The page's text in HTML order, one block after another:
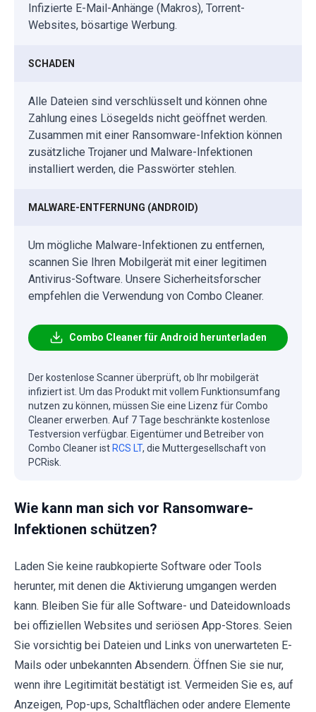
Infizierte E-Mail-Anhänge (Makros), Torrent-
Websites, bösartige Werbung.
SCHADEN
Alle Dateien sind verschlüsselt und können ohne
Zahlung eines Lösegelds nicht geöffnet werden.
Zusammen mit einer Ransomware-Infektion können
zusätzliche Trojaner und Malware-Infektionen
installiert werden, die Passwörter stehlen.
MALWARE-ENTFERNUNG (ANDROID)
Um mögliche Malware-Infektionen zu entfernen,
scannen Sie Ihren Mobilgerät mit einer legitimen
Antivirus-Software. Unsere Sicherheitsforscher
empfehlen die Verwendung von Combo Cleaner.
Combo Cleaner für Android herunterladen
Der kostenlose Scanner überprüft, ob Ihr mobilgerät
infiziert ist. Um das Produkt mit vollem Funktionsumfang
nutzen zu können, müssen Sie eine Lizenz für Combo
Cleaner erwerben. Auf 7 Tage beschränkte kostenlose
Testversion verfügbar. Eigentümer und Betreiber von
Combo Cleaner istRCS LT, die Muttergesellschaft von
PCRisk.
Wie kann man sich vor Ransomware-
Infektionen schützen?
Laden Sie keine raubkopierte Software oder Tools
herunter, mit denen die Aktivierung umgangen werden
kann. Bleiben Sie für alle Software- und Dateidownloads
bei offiziellen Websites und seriösen App-Stores. Seien
Sie vorsichtig bei Dateien und Links von unerwarteten E-
Mails oder unbekannten Absendern. Öffnen Sie sie nur,
wenn ihre Legitimität bestätigt ist. Vermeiden Sie es, auf
Anzeigen, Pop-ups, Schaltflächen oder andere Elemente